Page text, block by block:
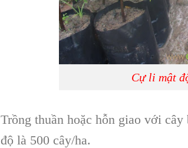
Cự li mật
Trồng thuần hoặc hỗn giao với
độ là 500 cây/ha.